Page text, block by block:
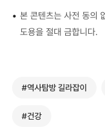
• 본 콘텐츠는 사전 동의
도용을 절대 금합니다.
#역사탐방 길라잡이
#건강